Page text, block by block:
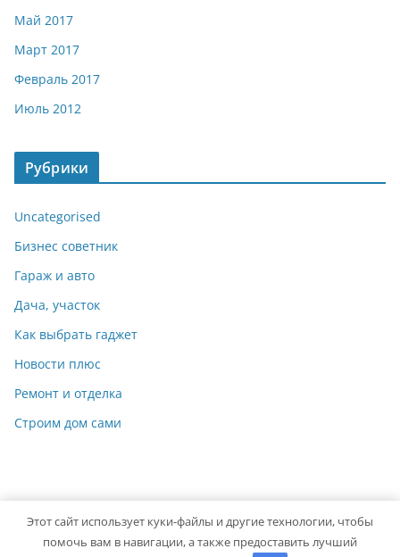
Май 2017
Март 2017
Февраль 2017
Июль 2012
Рубрики
Uncategorised
Бизнес советник
Гараж и авто
Дача, участок
Как выбрать гаджет
Новости плюс
Ремонт и отделка
Строим дом сами
Copyright © 2026 Мастер на Все Руки. Powered byColorMag
Этот сайт использует куки-файлы и другие технологии, чтобы
помочь вам в навигации, а также предоставить лучший